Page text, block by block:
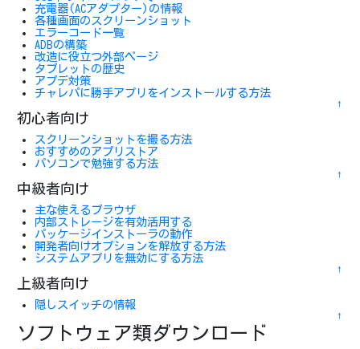
充電器(ACアダプター)の情報
各種画面のスクリーンショット
エラーコード一覧
ADBの構築
改造に役立つ外部ページ
タブレットの歴史
アプデ対策
チャレパに勝手アプリをインストールする方法
↑
初心者向け
スクリーンショットを撮る方法
おすすめのアプリストア
パソコンで勉強する方法
↑
中級者向け
主な使えるブラウザ
内部ストレージを有効活用する
パッケージインストーラの動作
開発者向けオプションを解放する方法
システムアプリを無効にする方法
↑
上級者向け
隠しスイッチの情報
↑
ソフトウェア類ダウンロード